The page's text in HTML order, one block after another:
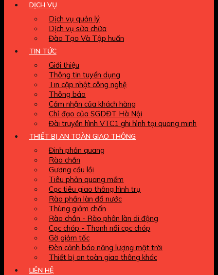
DỊCH VỤ
Dịch vụ quản lý
Dịch vụ sửa chữa
Đào Tạo Và Tập huấn
TIN TỨC
Giới thiệu
Thông tin tuyển dụng
Tin cập nhật công nghệ
Thông báo
Cảm nhận của khách hàng
Chỉ đạo của SGDĐT Hà Nội
Đài truyền hình VTC1 ghi hình tại quang minh
THIẾT BỊ AN TOÀN GIAO THÔNG
Đinh phản quang
Rào chắn
Gương cầu lồi
Tiêu phản quang mềm
Cọc tiêu giao thông hình trụ
Rào phần làn đổ nước
Thùng giảm chấn
Rào chắn - Rào phân làn di động
Cọc chóp - Thanh nối cọc chóp
Gờ giảm tốc
Đèn cảnh báo năng lượng mặt trời
Thiết bị an toàn giao thông khác
LIÊN HỆ